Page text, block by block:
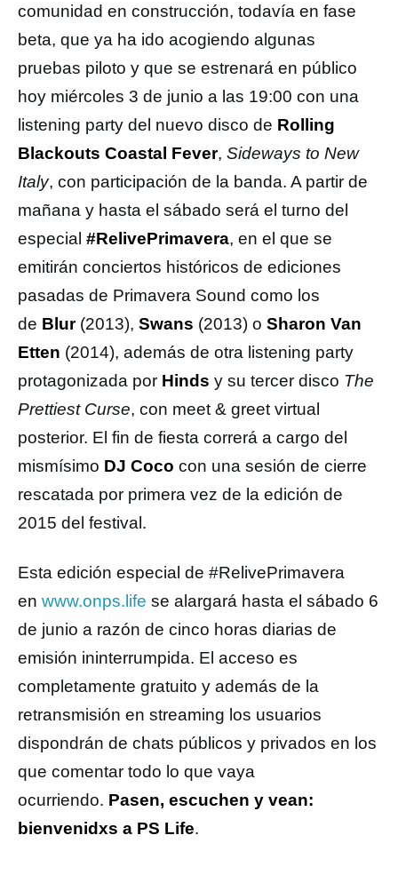
comunidad en construcción, todavía en fase
beta, que ya ha ido acogiendo algunas
pruebas piloto y que se estrenará en público
hoy miércoles 3 de junio a las 19:00 con una
listening party del nuevo disco de Rolling
Blackouts Coastal Fever, Sideways to New
Italy, con participación de la banda. A partir de
mañana y hasta el sábado será el turno del
especial #RelivePrimavera, en el que se
emitirán conciertos históricos de ediciones
pasadas de Primavera Sound como los
de Blur(2013), Swans (2013) o Sharon Van
Etten (2014), además de otra listening party
protagonizada por Hinds y su tercer disco The
Prettiest Curse, con meet & greet virtual
posterior. El fin de fiesta correrá a cargo del
mismísimo DJ Coco con una sesión de cierre
rescatada por primera vez de la edición de
2015 del festival.
Esta edición especial de #RelivePrimavera
en www.onps.life se alargará hasta el sábado 6
de junio a razón de cinco horas diarias de
emisión ininterrumpida. El acceso es
completamente gratuito y además de la
retransmisión en streaming los usuarios
dispondrán de chats públicos y privados en los
que comentar todo lo que vaya
ocurriendo. Pasen, escuchen y vean:
bienvenidxs a PS Life.